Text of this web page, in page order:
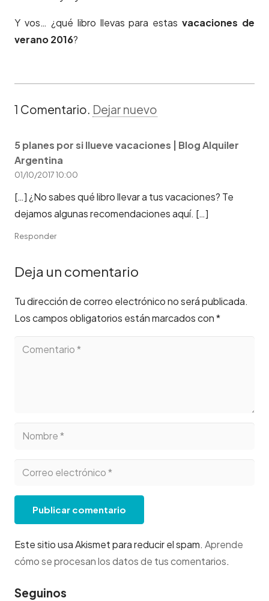
Y vos… ¿qué libro llevas para estas vacaciones de
verano 2016?
1 Comentario. Dejar nuevo
5 planes por si llueve vacaciones | Blog Alquiler
Argentina
01/10/2017 10:00
[…] ¿No sabes qué libro llevar a tus vacaciones? Te
dejamos algunas recomendaciones aquí. […]
Responder
Deja un comentario
Tu dirección de correo electrónico no será publicada.
Los campos obligatorios están marcados con*
Publicar comentario
Este sitio usa Akismet para reducir el spam. Aprende
cómo se procesan los datos de tus comentarios.
Seguinos